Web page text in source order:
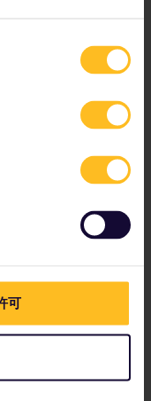
可
級のシティウォー
パ、中東、アメリカ
毎年200万人ほど
は TripAdvisor
ています。チップベ
人を超えるフリー
、ツアーにいくら払
供する有料ツアー
探ることも可能で